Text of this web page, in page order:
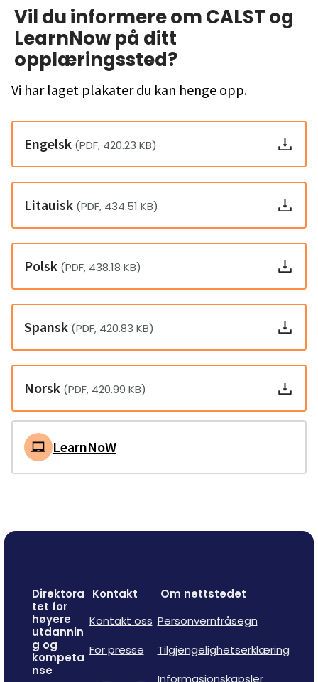
Vil du informere om CALST og
LearnNow på ditt
opplæringssted?
Vi har laget plakater du kan henge opp.
Engelsk (PDF, 420.23 KB)
Litauisk (PDF, 434.51 KB)
Polsk (PDF, 438.18 KB)
Spansk (PDF, 420.83 KB)
Norsk (PDF, 420.99 KB)
LearnNoW
Direktora
tet for
høyere
utdannin
g og
kompeta
nse
Kontakt
Kontakt oss
For presse
Om nettstedet
Personvernfråsegn
Tilgjengelighetserklæring
Informasjonskapsler